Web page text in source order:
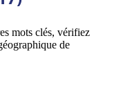
mots clés, vérifiez
de